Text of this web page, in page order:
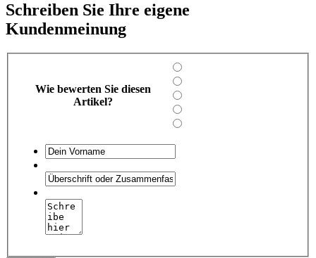
Schreiben Sie Ihre eigene
Kundenmeinung
Wie bewerten Sie diesen
Artikel?